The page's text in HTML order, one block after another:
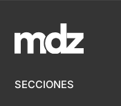
SECCIONES